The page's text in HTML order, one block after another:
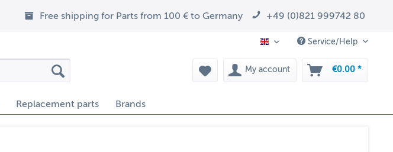
Free shipping for Parts from 100 € to Germany +49 (0)821 999742 80
EN Service/Help
My account €0.00 *
Replacement parts Brands